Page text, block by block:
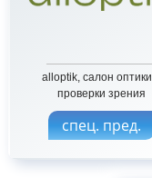
alloptik, салон
проверки зрения
спец. пред.